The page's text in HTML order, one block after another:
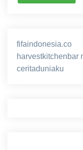
fifaindonesia.co
harvestkitchenbar
ceritaduniaku